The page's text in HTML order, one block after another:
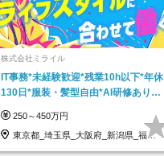
株式会社ミライル
IT事務*未経験歓迎*残業10h以下*年休
130日*服装・髪型自由*AI研修あり*
250～450万円
東京都_埼玉県_大阪府_新潟県_福岡
県